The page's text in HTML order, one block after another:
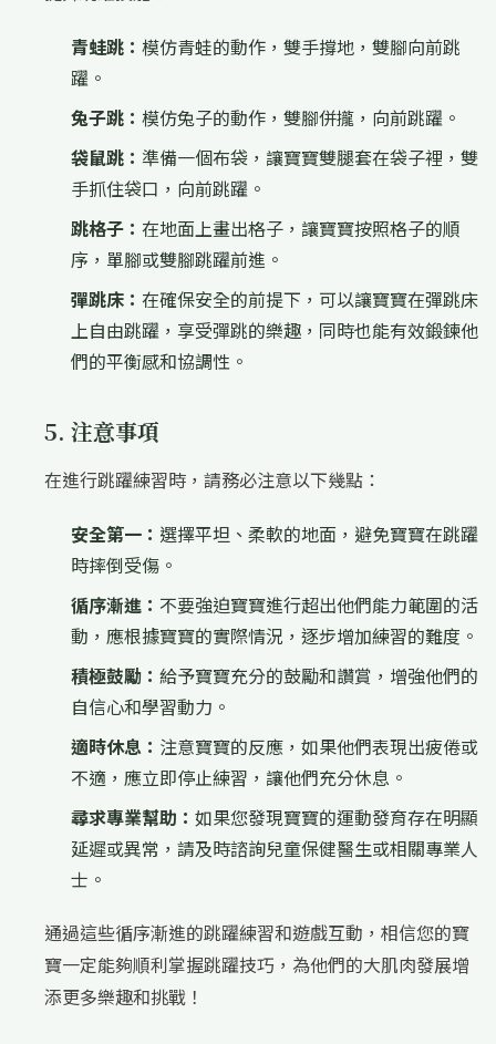
青蛙跳： 模仿青蛙的動作，雙手撐地，雙腳向前跳
躍。
兔子跳： 模仿兔子的動作，雙腳併攏，向前跳躍。
袋鼠跳： 準備一個布袋，讓寶寶雙腿套在袋子裡，雙
手抓住袋口，向前跳躍。
跳格子： 在地面上畫出格子，讓寶寶按照格子的順
序，單腳或雙腳跳躍前進。
彈跳床： 在確保安全的前提下，可以讓寶寶在彈跳床
上自由跳躍，享受彈跳的樂趣，同時也能有效鍛鍊他
們的平衡感和協調性。
5. 注意事項
在進行跳躍練習時，請務必注意以下幾點：
安全第一： 選擇平坦、柔軟的地面，避免寶寶在跳躍
時摔倒受傷。
循序漸進： 不要強迫寶寶進行超出他們能力範圍的活
動，應根據寶寶的實際情況，逐步增加練習的難度。
積極鼓勵： 給予寶寶充分的鼓勵和讚賞，增強他們的
自信心和學習動力。
適時休息： 注意寶寶的反應，如果他們表現出疲倦或
不適，應立即停止練習，讓他們充分休息。
尋求專業幫助： 如果您發現寶寶的運動發育存在明顯
延遲或異常，請及時諮詢兒童保健醫生或相關專業人
士。
通過這些循序漸進的跳躍練習和遊戲互動，相信您的寶
寶一定能夠順利掌握跳躍技巧，為他們的大肌肉發展增
添更多樂趣和挑戰！